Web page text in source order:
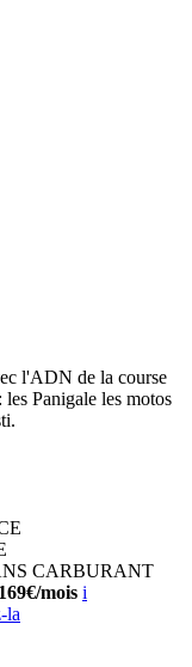
l'ADN de la course
Panigale les motos
CARBURANT
mois i
la